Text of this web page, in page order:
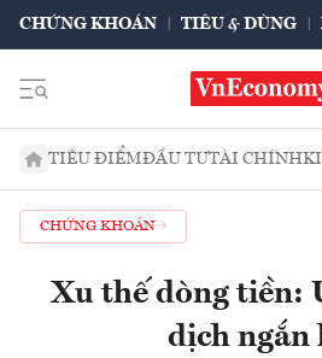
CHỨNG KHOÁN TIÊU & DÙNG
TIÊU ĐIỂMĐẦU TƯTÀI CHÍNH
CHỨNG KHOÁN
Xu thế dòng tiền:
dịch ngắn